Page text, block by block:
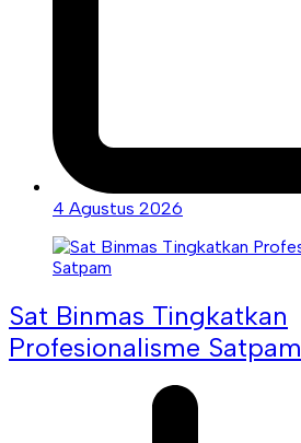
4 Agustus 2026
Sat Binmas Tingkatkan
Profesionalisme Satpam